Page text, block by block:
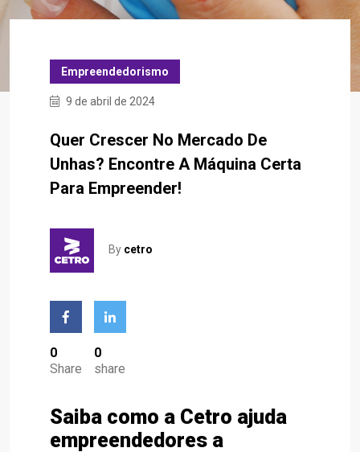
Empreendedorismo
9 de abril de 2024
Quer Crescer No Mercado De
Unhas? Encontre A Máquina Certa
Para Empreender!
By cetro
0
Share
0
share
Saiba como a Cetro ajuda
empreendedores a